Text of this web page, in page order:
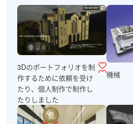
3Dのポートフォリオを制
作するために依頼を受け
たり、個人制作で制作し
たりしました
機械